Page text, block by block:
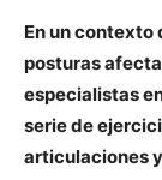
En un contexto
posturas
especialistas
serie de
articulaciones